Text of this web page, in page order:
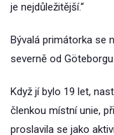
je nejdůležitější.“
Bývalá primátorka se
severně od Göteborgu.
Když jí bylo 19 let,
členkou místní unie,
proslavila se jako